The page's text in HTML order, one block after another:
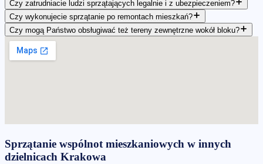
Czy zatrudniacie ludzi sprzątających legalnie i z ubezpieczeniem?
Czy wykonujecie sprzątanie po remontach mieszkań?
Czy mogą Państwo obsługiwać też tereny zewnętrzne wokół bloku?
Sprzątanie wspólnot mieszkaniowych w innych
dzielnicach Krakowa